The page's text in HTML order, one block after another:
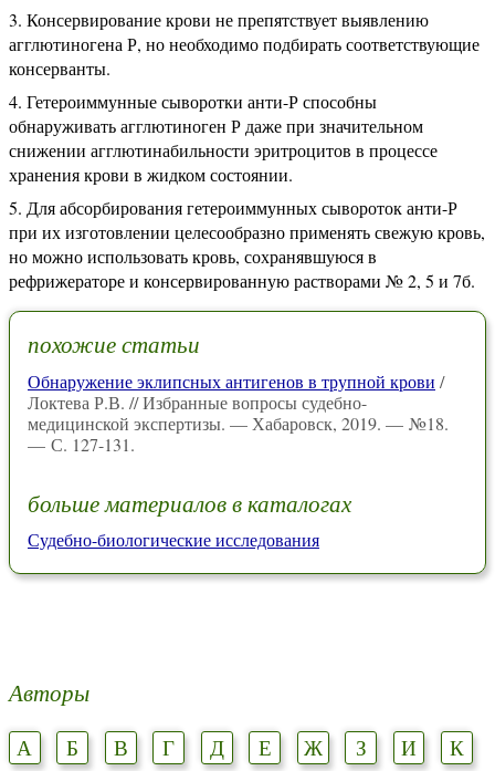
Консервирование крови не препятствует выявлению
агглютиногена Р, но необходимо подбирать соответствующие
консерванты.
Гетероиммунные сыворотки анти-Р способны
обнаруживать агглютиноген Р даже при значительном
снижении агглютинабильности эритроцитов в процессе
хранения крови в жидком состоянии.
Для абсорбирования гетероиммунных сывороток анти-Р
при их изготовлении целесообразно применять свежую кровь,
но можно использовать кровь, сохранявшуюся в
рефрижераторе и консервированную растворами № 2, 5 и 7б.
похожие статьи
Обнаружение эклипсных антигенов в трупной крови /
Локтева Р.В. // Избранные вопросы судебно-
медицинской экспертизы. — Хабаровск, 2019. — №18.
— С. 127-131.
больше материалов в каталогах
Судебно-биологические исследования
Авторы
А Б В Г Д Е Ж З И
К